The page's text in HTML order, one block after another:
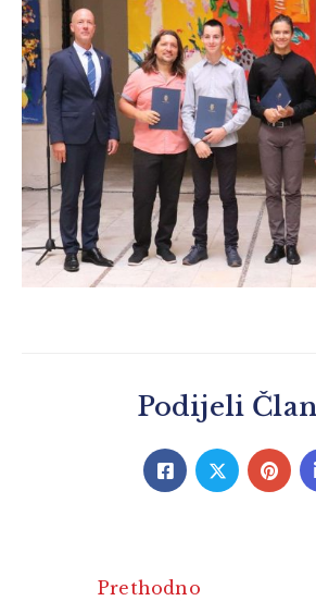
Podijeli
Prethodno